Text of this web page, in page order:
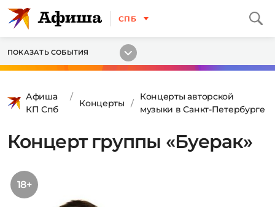
СПБ
ПОКАЗАТЬ СОБЫТИЯ
Афиша
КП Спб
Концерты
Концерты авторской
музыки в Санкт-Петербурге
Концерт группы «Буерак»
18+